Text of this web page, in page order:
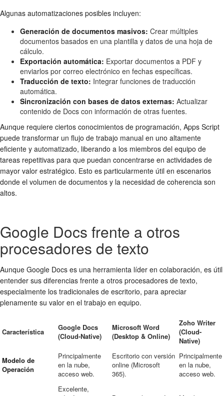
Algunas automatizaciones posibles incluyen:
Generación de documentos masivos: Crear múltiples
documentos basados en una plantilla y datos de una hoja de
cálculo.
Exportación automática: Exportar documentos a PDF y
enviarlos por correo electrónico en fechas específicas.
Traducción de texto: Integrar funciones de traducción
automática.
Sincronización con bases de datos externas: Actualizar
contenido de Docs con información de otras fuentes.
Aunque requiere ciertos conocimientos de programación, Apps Script
puede transformar un flujo de trabajo manual en uno altamente
eficiente y automatizado, liberando a los miembros del equipo de
tareas repetitivas para que puedan concentrarse en actividades de
mayor valor estratégico. Esto es particularmente útil en escenarios
donde el volumen de documentos y la necesidad de coherencia son
altos.
Google Docs frente a otros
procesadores de texto
Aunque Google Docs es una herramienta líder en colaboración, es útil
entender sus diferencias frente a otros procesadores de texto,
especialmente los tradicionales de escritorio, para apreciar
plenamente su valor en el trabajo en equipo.
Característica
Google Docs
(Cloud-Native)
Microsoft Word
(Desktop & Online)
Zoho Writer
(Cloud-
Native)
Modelo de
Operación
Principalmente
en la nube,
acceso web.
Escritorio con versión
online (Microsoft
365).
Principalmente
en la nube,
acceso web.
Excelente,